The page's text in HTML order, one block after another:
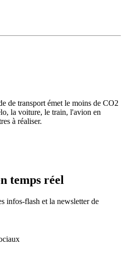
de transport émet le moins de CO2
la voiture, le train, l'avion en
à réaliser.
temps réel
infos-flash et la newsletter de